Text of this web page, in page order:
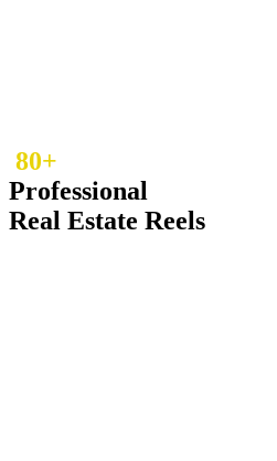
80+
Professional
Real Estate Reels